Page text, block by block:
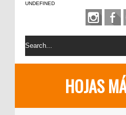
UNDEFINED
HOJAS